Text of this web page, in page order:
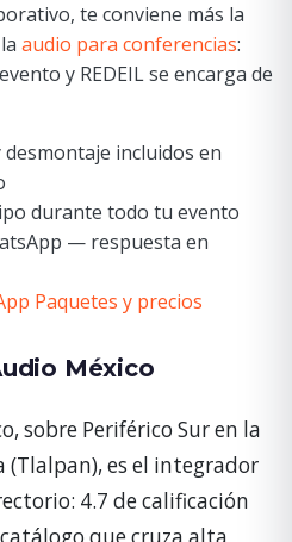
te conviene más la
audio para conferencias:
y REDEIL se encarga de
incluidos en
durante todo tu evento
— respuesta en
Paquetes y precios
México
sobre Periférico Sur en la
(Tlalpan), es el integrador
4.7 de calificación
que cruza alta